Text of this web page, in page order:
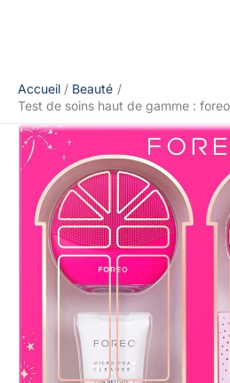
Accueil
Beauté
Test de soins haut de gamme :